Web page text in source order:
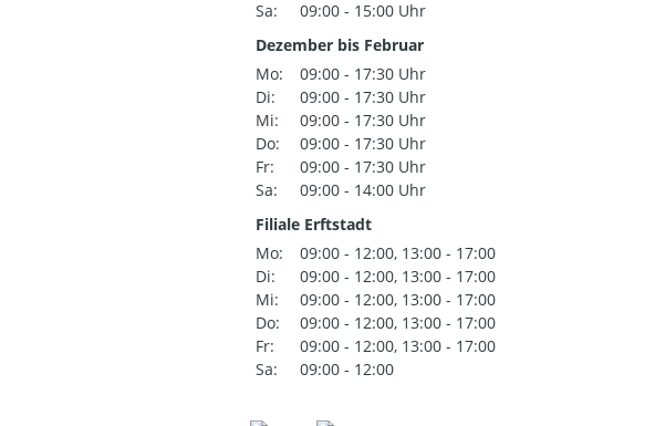
Sa:
09:00 - 15:00 Uhr
Dezember bis Februar
Mo:
09:00 - 17:30 Uhr
Di:
09:00 - 17:30 Uhr
Mi:
09:00 - 17:30 Uhr
Do:
09:00 - 17:30 Uhr
Fr:
09:00 - 17:30 Uhr
Sa:
09:00 - 14:00 Uhr
Filiale Erftstadt
Mo:
09:00 - 12:00, 13:00 - 17:00
Di:
09:00 - 12:00, 13:00 - 17:00
Mi:
09:00 - 12:00, 13:00 - 17:00
Do:
09:00 - 12:00, 13:00 - 17:00
Fr:
09:00 - 12:00, 13:00 - 17:00
Sa:
09:00 - 12:00